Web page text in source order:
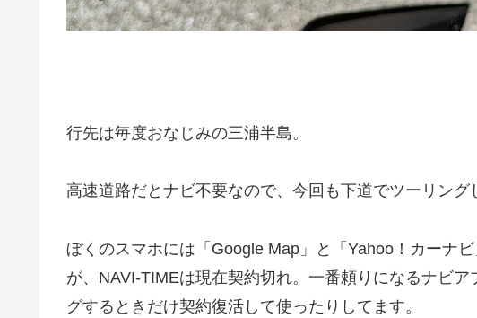
行先は毎度おなじみの三浦半島。
高速道路だとナビ不要なので、今回も下道でツーリング
ぼくのスマホには「Google Map」と「Yahoo！カーナ
が、NAVI-TIMEは現在契約切れ。一番頼りになるナビ
グするときだけ契約復活して使ったりしてます。